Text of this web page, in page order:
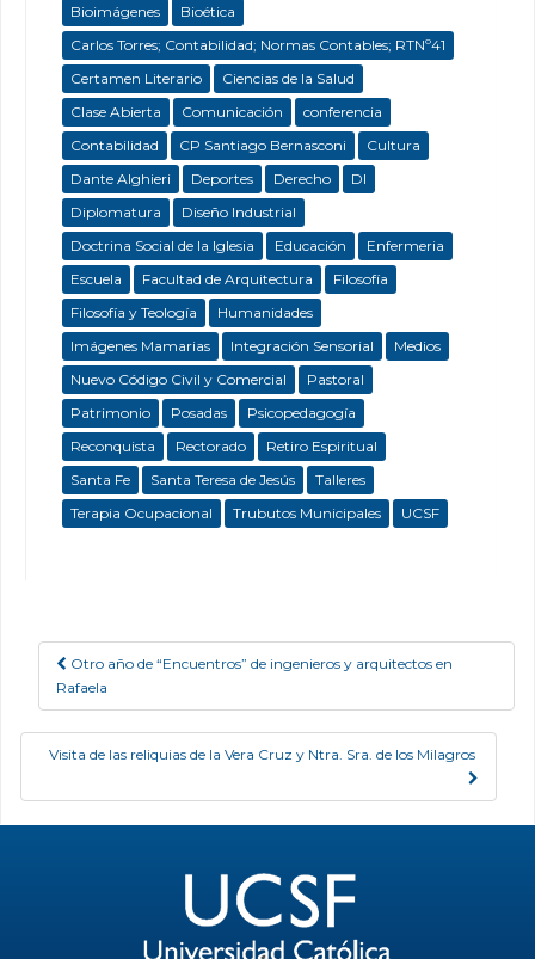
Bioimágenes
Bioética
Carlos Torres; Contabilidad; Normas Contables; RTNº41
Certamen Literario
Ciencias de la Salud
Clase Abierta
Comunicación
conferencia
Contabilidad
CP Santiago Bernasconi
Cultura
Dante Alghieri
Deportes Derecho
DI
Diplomatura
Diseño Industrial
Doctrina Social de la Iglesia
Educación
Enfermeria
Escuela
Facultad de Arquitectura
Filosofía
Filosofía y Teología
Humanidades
Imágenes Mamarias
Integración Sensorial
Medios
Nuevo Código Civil y Comercial
Pastoral
Patrimonio
Posadas
Psicopedagogía
Reconquista
Rectorado
Retiro Espiritual
Santa Fe
Santa Teresa de Jesús
Talleres
Terapia Ocupacional
Trubutos Municipales UCSF
Post navigation
Otro año de “Encuentros” de ingenieros y arquitectos en
Rafaela
Visita de las reliquias de la Vera Cruz y Ntra. Sra. de los Milagros